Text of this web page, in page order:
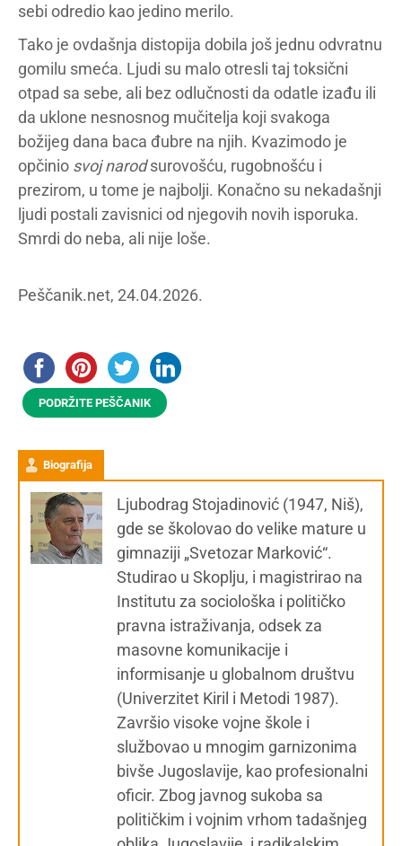
sebi odredio kao jedino merilo.
Tako je ovdašnja distopija dobila još jednu odvratnu
gomilu smeća. Ljudi su malo otresli taj toksični
otpad sa sebe, ali bez odlučnosti da odatle izađu ili
da uklone nesnosnog mučitelja koji svakoga
božijeg dana baca đubre na njih. Kvazimodo je
opčinio svoj narodsurovošću, rugobnošću i
prezirom, u tome je najbolji. Konačno su nekadašnji
ljudi postali zavisnici od njegovih novih isporuka.
Smrdi do neba, ali nije loše.
Peščanik.net, 24.04.2026.
PODRŽITE PEŠČANIK
Biografija
Ljubodrag Stojadinović (1947, Niš),
gde se školovao do velike mature u
gimnaziji „Svetozar Marković“.
Studirao u Skoplju, i magistrirao na
Institutu za sociološka i političko
pravna istraživanja, odsek za
masovne komunikacije i
informisanje u globalnom društvu
(Univerzitet Kiril i Metodi 1987).
Završio visoke vojne škole i
službovao u mnogim garnizonima
bivše Jugoslavije, kao profesionalni
oficir. Zbog javnog sukoba sa
političkim i vojnim vrhom tadašnjeg